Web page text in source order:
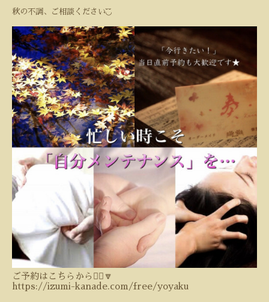
秋の不調、ご相談ください◟̆◞̆
ご予約はこちらから💁‍♀️🔽
https://izumi-kanade.com/free/yoyaku